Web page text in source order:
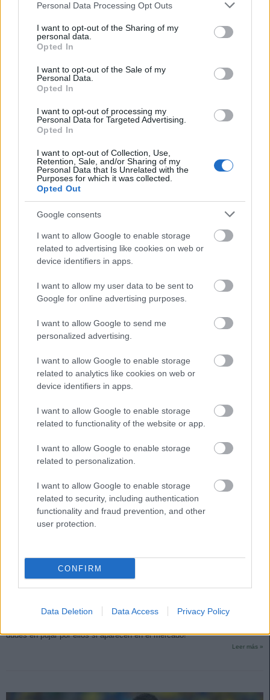
Please note that this website/app uses one or more Google
not limited to your visit or usage behaviour. You may click to
grant or deny consent to Google and its third-party tags to
use your data for below specified purposes in below Google
consent section.
Personal Data Processing Opt Outs
I want to opt-out of the Sharing of my
personal data.
Opted In
I want to opt-out of the Sale of my
Personal Data.
Opted In
I want to opt-out of processing my
Personal Data for Targeted Advertising.
Opted In
I want to opt-out of Collection, Use,
Retention, Sale, and/or Sharing of my
Personal Data that Is Unrelated with the
Purposes for which it was collected.
Opted Out
Google consents
I want to allow Google to enable storage
related to advertising like cookies on web or
device identifiers in apps.
I want to allow my user data to be sent to
Google for online advertising purposes.
I want to allow Google to send me
personalized advertising.
I want to allow Google to enable storage
related to analytics like cookies on web or
device identifiers in apps.
I want to allow Google to enable storage
related to functionality of the website or app.
I want to allow Google to enable storage
related to personalization.
I want to allow Google to enable storage
related to security, including authentication
functionality and fraud prevention, and other
user protection.
CONFIRM
Data Deletion Data Access Privacy Policy
18 futbolistas se perderán la jornada 26 de LaLiga 22/23 al estar
reemplazarán en sus respectivos equipos?
21. febrero 2023 PorJesus Gallo|
Cada semana os presentamos un jugador que no está en muchas
plantillas de Comunio y del que se puede esperar un aumento de valor de
mercado a corto o medio plazo. En esta ocasión analizamos a Iza
Carcelén del Cádiz.
¡Compra! Cuatro jugadores en racha por menos de 4 millones
¿Buscando refuerzos para las próximas jornadas? Te traemos cuatro
dudes en pujar por ellos si aparecen en el mercado!
Leer más »